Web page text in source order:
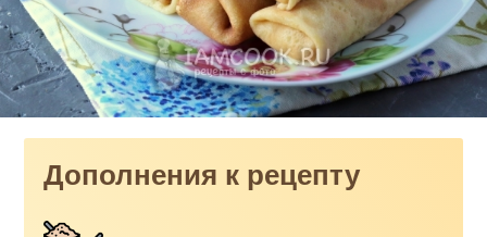
Дополнения к рецепту